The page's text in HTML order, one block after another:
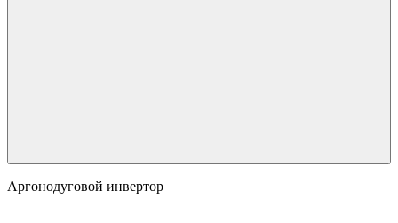
Аргонодуговой инвертор